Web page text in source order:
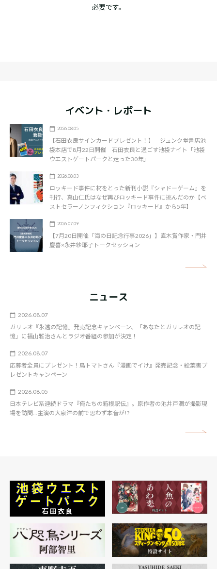
必要です。
イベント・レポート
2026.08.05
【石田衣良サインカードプレゼント！】 ジュンク堂書店池
袋本店で8月22日開催 石田衣良と過ごす池袋ナイト「池袋
ウエストゲートパークと走った30年」
2026.08.03
ロッキード事件に材をとった新刊小説『シャドーゲーム』を
刊行、真山仁氏はなぜ再びロッキード事件に挑んだのか【ベ
ストセラーノンフィクション『ロッキード』から5年】
2026.07.09
【7月20日開催「海の日記念行事2026」】直木賞作家・門井
慶喜×永井紗耶子トークセッション
ニュース
2026.08.07
ガリレオ『永遠の記憶』発売記念キャンペーン、「あなたとガリレオの記
憶」に福山雅治さんとラジオ番組の参加が決定！
2026.08.07
応募者全員にプレゼント！鳥トマトさん『漫画でイけ』発売記念・絵葉書プ
レゼントキャンペーン
2026.08.05
日本テレビ系連続ドラマ『俺たちの箱根駅伝』。原作者の池井戸潤が撮影現
場を訪問…主演の大泉洋の前で思わず本音が!?